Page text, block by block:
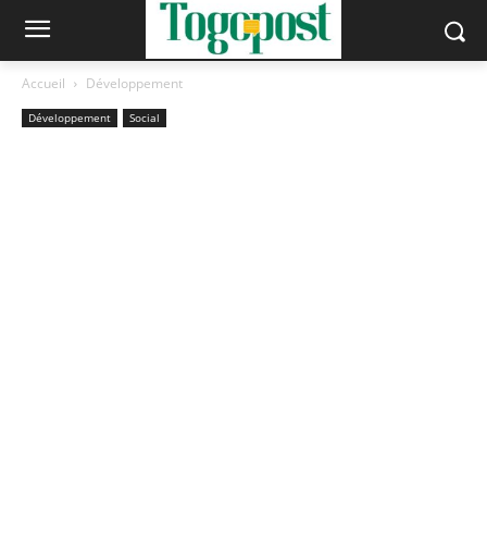
Accueil Développement
Développement Social